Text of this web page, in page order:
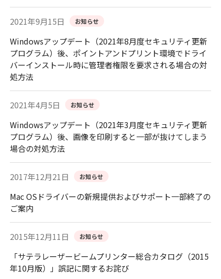
2021年9月15日 お知らせ
Windowsアップデート（2021年8月度セキュリティ更新
プログラム）後、ポイントアンドプリント環境でドライ
バーインストール時に管理者権限を要求される場合の対
処方法
2021年4月5日 お知らせ
Windowsアップデート（2021年3月度セキュリティ更新
プログラム）後、画像を印刷すると一部が抜けてしまう
場合の対処方法
2017年12月21日 お知らせ
Mac OSドライバーの新規提供およびサポート一部終了の
ご案内
2015年12月11日 お知らせ
「サテラレーザービームプリンター総合カタログ（2015
年10月版）」誤記に関するお詫び